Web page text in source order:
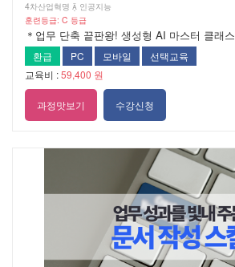
4차산업혁명  인공지능
훈련등급: C 등급
＊업무 단축 끝판왕! 생성형 AI 마스터 클래스
환급 PC 모바일
선택교육
교육비 :59,400 원
과정맛보기 수강신청